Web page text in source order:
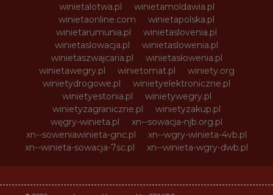
winietalotwa.pl
winietamoldawia.pl
winietaonline.com
winietapolska.pl
winietarumunia.pl
winietaslovenia.pl
winietaslowacja.pl
winietaslowenia.pl
winietaszwajcaria.pl
winietasłowenia.pl
winietawegry.pl
winietomat.pl
winiety.org
winietydrogowe.pl
winietyelektroniczne.pl
winietyestonia.pl
winietywegry.pl
winietyzagraniczne.pl
winietyzakup.pl
węgry-winieta.pl
xn--sowacja-njb.org.pl
xn--soweniawinieta-gnc.pl
xn--wgry-winieta-4vb.pl
xn--winieta-sowacja-7sc.pl
xn--winieta-wgry-dwb.pl